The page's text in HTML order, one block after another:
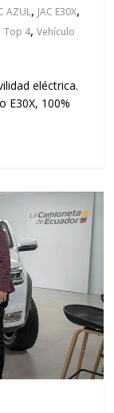
AZUL, JAC E30X,
Top 4,Vehículo
eléctrica.
E30X, 100%